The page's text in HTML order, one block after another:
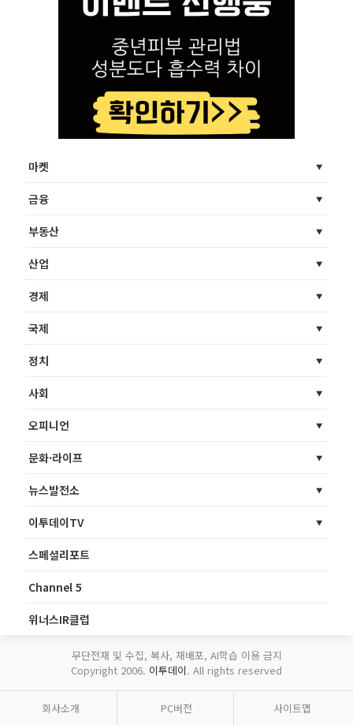
마켓
금융
부동산
산업
경제
국제
정치
사회
오피니언
문화·라이프
뉴스발전소
이투데이TV
스페셜리포트
Channel 5
위너스IR클럽
무단전재 및 수집, 복사, 재배포, AI학습 이용 금지
Copyright 2006. 이투데이. All rights reserved
회사소개 PC버전 사이트맵